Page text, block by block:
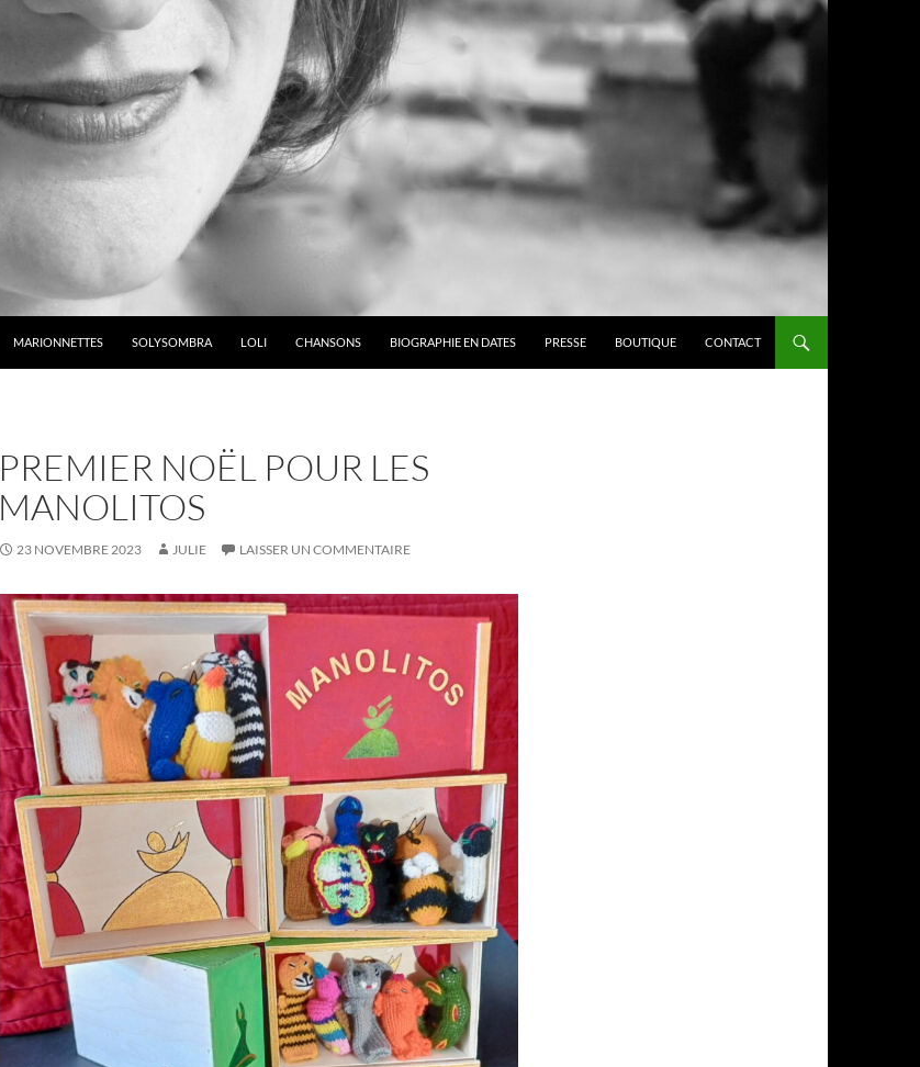
MARIONNETTES SOLYSOMBRA LOLI CHANSONS BIOGRAPHIE EN DATES PRESSE BOUTIQUE CONTACT
PREMIER NOËL POUR LES
MANOLITOS
23 NOVEMBRE 2023 JULIE LAISSER UN COMMENTAIRE